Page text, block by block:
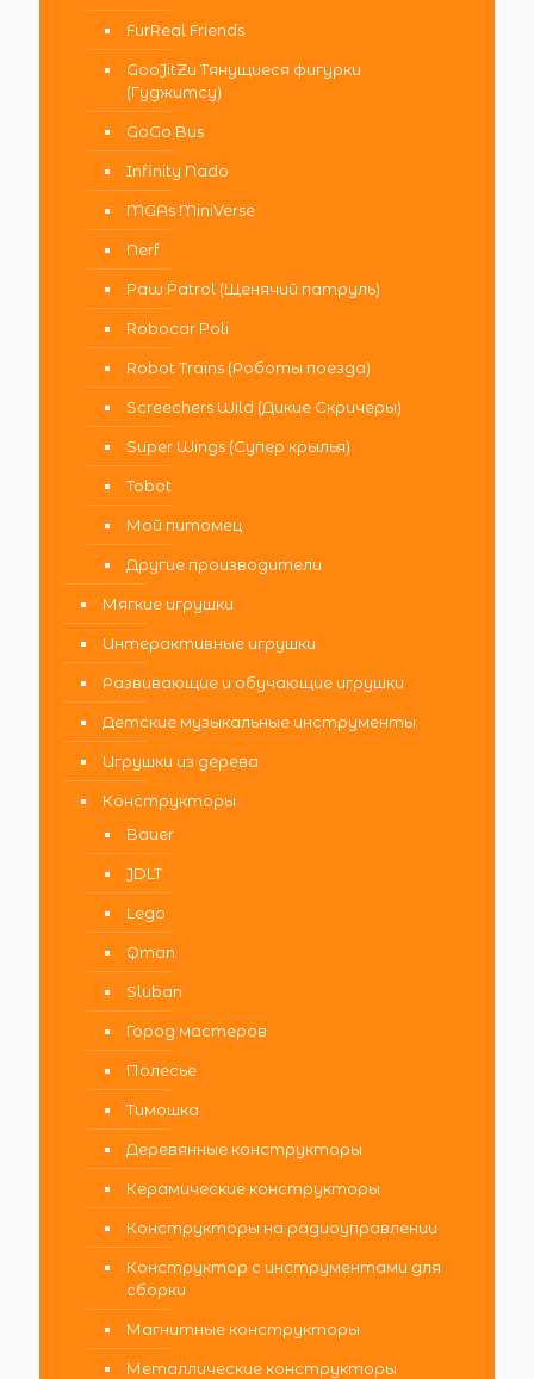
FurReal Friends
GooJitZu Тянущиеся фигурки
(Гуджитсу)
GoGo Bus
Infinity Nado
MGAs MiniVerse
Nerf
Paw Patrol (Щенячий патруль)
Robocar Poli
Robot Trains (Роботы поезда)
Screechers Wild (Дикие Скричеры)
Super Wings (Супер крылья)
Tobot
Мой питомец
Другие производители
Мягкие игрушки
Интерактивные игрушки
Развивающие и обучающие игрушки
Детские музыкальные инструменты
Игрушки из дерева
Конструкторы
Bauer
JDLT
Lego
Qman
Sluban
Город мастеров
Полесье
Тимошка
Деревянные конструкторы
Керамические конструкторы
Конструкторы на радиоуправлении
Конструктор с инструментами для
сборки
Магнитные конструкторы
Металлические конструкторы